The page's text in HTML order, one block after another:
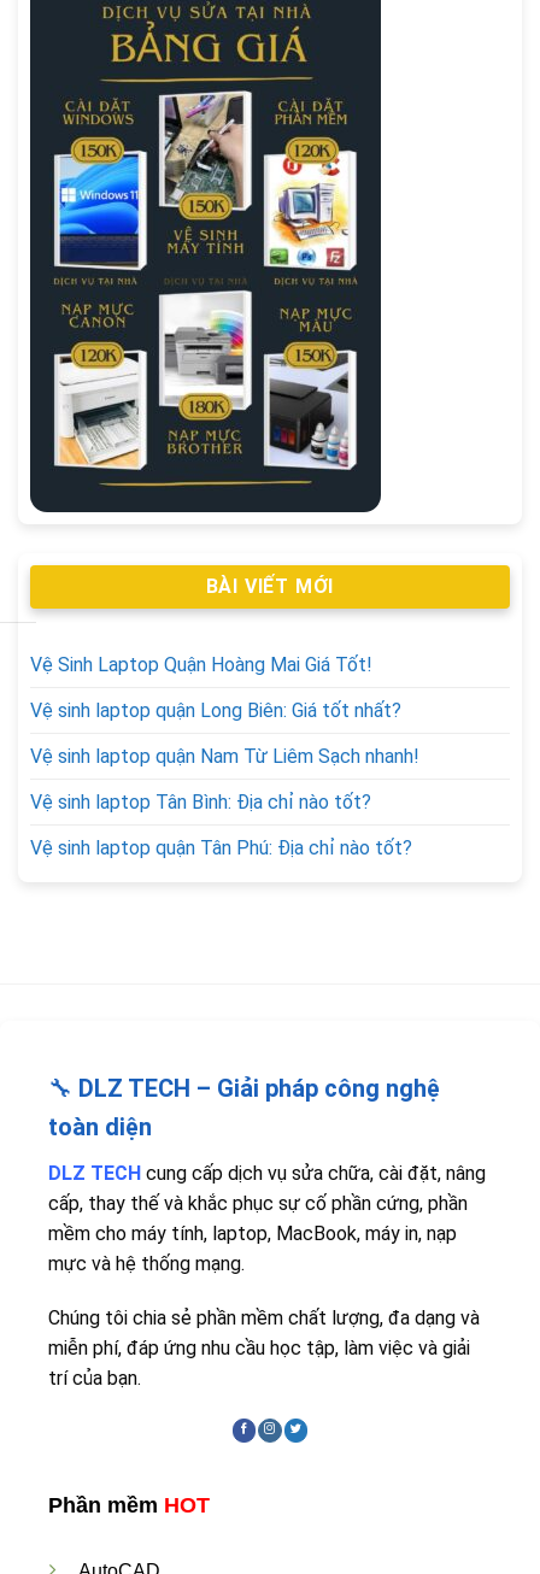
BÀI VIẾT MỚI
Vệ Sinh Laptop Quận Hoàng Mai Giá Tốt!
Vệ sinh laptop quận Long Biên: Giá tốt nhất?
Vệ sinh laptop quận Nam Từ Liêm Sạch nhanh!
Vệ sinh laptop Tân Bình: Địa chỉ nào tốt?
Vệ sinh laptop quận Tân Phú: Địa chỉ nào tốt?
🔧 DLZ TECH – Giải pháp công nghệ
toàn diện
DLZ TECH cung cấp dịch vụ sửa chữa, cài đặt, nâng
cấp, thay thế và khắc phục sự cố phần cứng, phần
mềm cho máy tính, laptop, MacBook, máy in, nạp
mực và hệ thống mạng.
Chúng tôi chia sẻ phần mềm chất lượng, đa dạng và
miễn phí, đáp ứng nhu cầu học tập, làm việc và giải
trí của bạn.
Phần mềm HOT